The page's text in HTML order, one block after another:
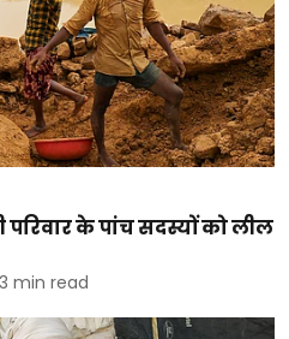
परिवार के पांच सदस्यों को लील
3 min read